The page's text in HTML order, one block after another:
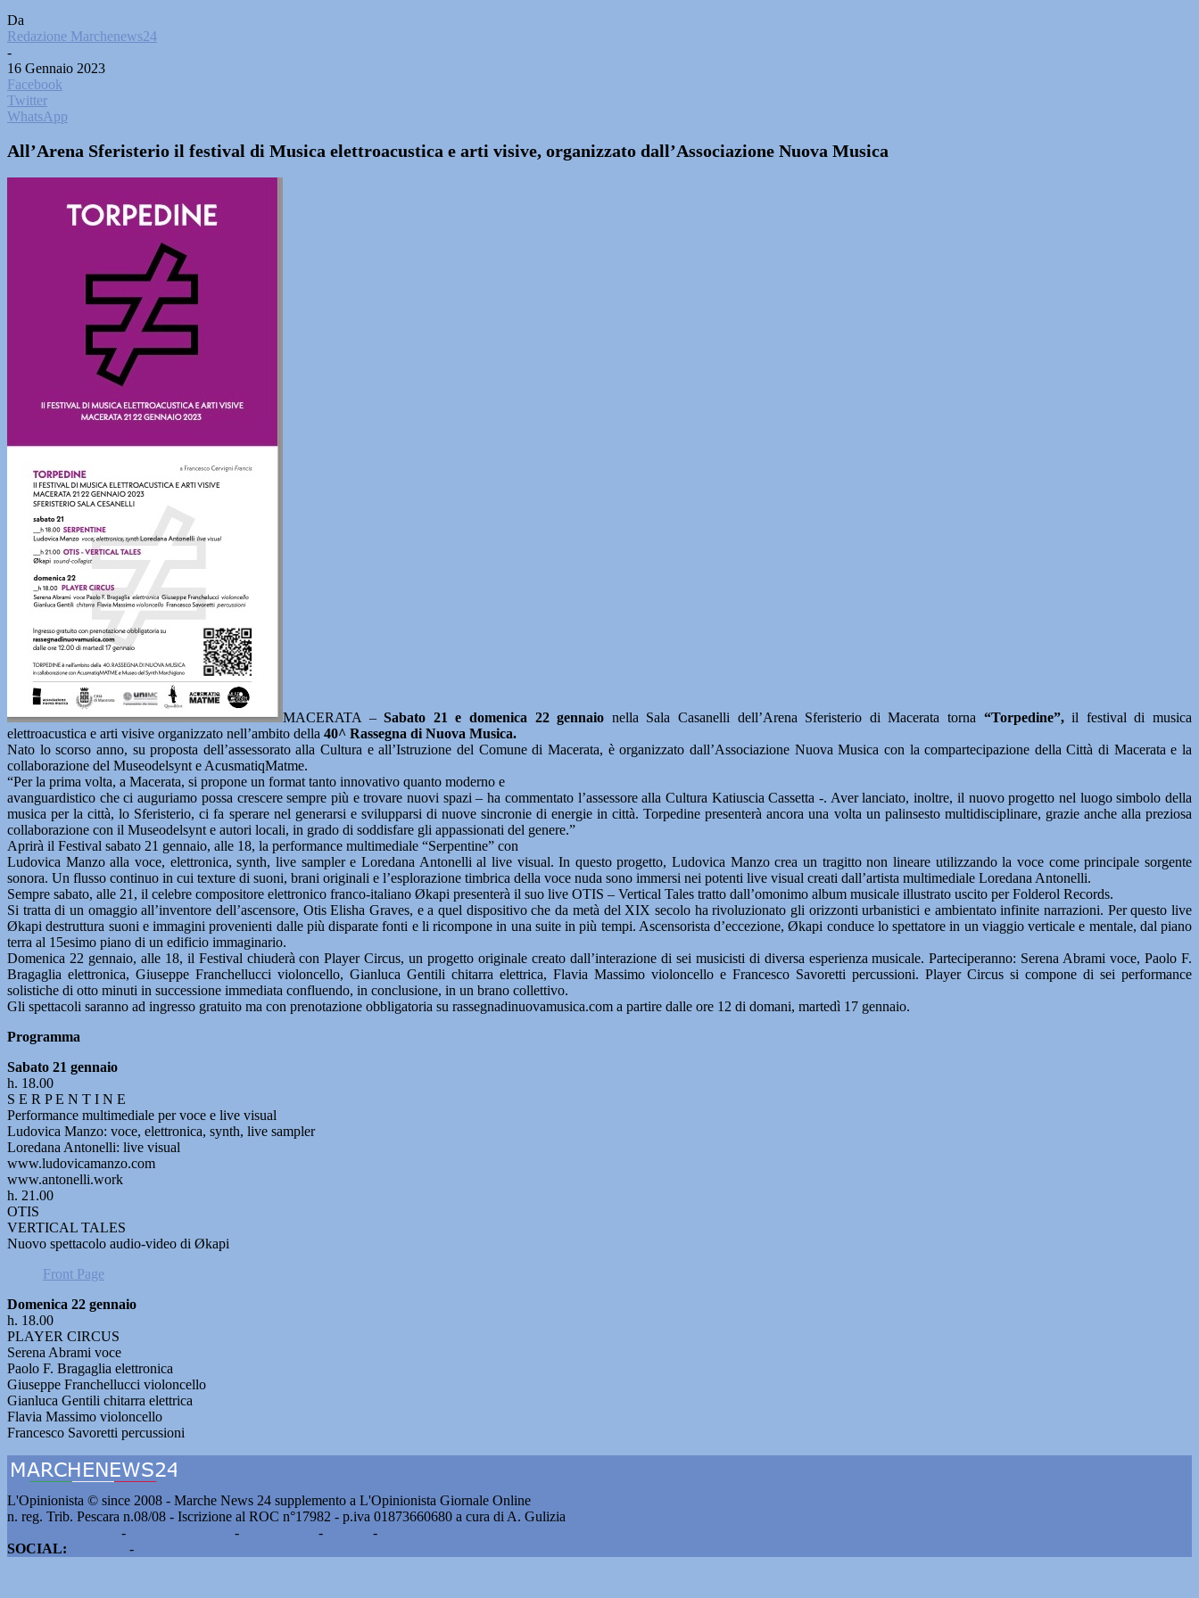
Da
Redazione Marchenews24
-
16 Gennaio 2023
Facebook
Twitter
WhatsApp
All’Arena Sferisterio il festival di Musica elettroacustica e arti visive, organizzato dall’Associazione Nuova Musica
MACERATA –Sabato 21 e domenica 22 gennaio nella Sala Casanelli dell’Arena Sferisterio di Macerata torna “Torpedine”,il festival di musica
elettroacustica e arti visive organizzato nell’ambito della 40^ Rassegna di Nuova Musica.
Nato lo scorso anno, su proposta dell’assessorato alla Cultura e all’Istruzione del Comune di Macerata, è organizzato dall’Associazione Nuova Musica con la compartecipazione della Città di Macerata e la
collaborazione del Museodelsynt e AcusmatiqMatme.
“Per la prima volta, a Macerata, si propone un format tanto innovativo quanto moderno e
avanguardistico che ci auguriamo possa crescere sempre più e trovare nuovi spazi – ha commentato l’assessore alla Cultura Katiuscia Cassetta -. Aver lanciato, inoltre, il nuovo progetto nel luogo simbolo della
musica per la città, lo Sferisterio, ci fa sperare nel generarsi e svilupparsi di nuove sincronie di energie in città. Torpedine presenterà ancora una volta un palinsesto multidisciplinare, grazie anche alla preziosa
collaborazione con il Museodelsynt e autori locali, in grado di soddisfare gli appassionati del genere.”
Aprirà il Festival sabato 21 gennaio, alle 18, la performance multimediale “Serpentine” con
Ludovica Manzo alla voce, elettronica, synth, live sampler e Loredana Antonelli al live visual. In questo progetto, Ludovica Manzo crea un tragitto non lineare utilizzando la voce come principale sorgente
sonora. Un flusso continuo in cui texture di suoni, brani originali e l’esplorazione timbrica della voce nuda sono immersi nei potenti live visual creati dall’artista multimediale Loredana Antonelli.
Sempre sabato, alle 21, il celebre compositore elettronico franco-italiano Økapi presenterà il suo live OTIS – Vertical Tales tratto dall’omonimo album musicale illustrato uscito per Folderol Records.
Si tratta di un omaggio all’inventore dell’ascensore, Otis Elisha Graves, e a quel dispositivo che da metà del XIX secolo ha rivoluzionato gli orizzonti urbanistici e ambientato infinite narrazioni. Per questo live
Økapi destruttura suoni e immagini provenienti dalle più disparate fonti e li ricompone in una suite in più tempi. Ascensorista d’eccezione, Økapi conduce lo spettatore in un viaggio verticale e mentale, dal piano
terra al 15esimo piano di un edificio immaginario.
Domenica 22 gennaio, alle 18, il Festival chiuderà con Player Circus, un progetto originale creato dall’interazione di sei musicisti di diversa esperienza musicale. Parteciperanno: Serena Abrami voce, Paolo F.
Bragaglia elettronica, Giuseppe Franchellucci violoncello, Gianluca Gentili chitarra elettrica, Flavia Massimo violoncello e Francesco Savoretti percussioni. Player Circus si compone di sei performance
solistiche di otto minuti in successione immediata confluendo, in conclusione, in un brano collettivo.
Gli spettacoli saranno ad ingresso gratuito ma con prenotazione obbligatoria su rassegnadinuovamusica.com a partire dalle ore 12 di domani, martedì 17 gennaio.
Programma
Sabato 21 gennaio
h. 18.00
S E R P E N T I N E
Performance multimediale per voce e live visual
Ludovica Manzo: voce, elettronica, synth, live sampler
Loredana Antonelli: live visual
www.ludovicamanzo.com
www.antonelli.work
h. 21.00
OTIS
VERTICAL TALES
Nuovo spettacolo audio-video di Økapi
Front Page
Domenica 22 gennaio
h. 18.00
PLAYER CIRCUS
Serena Abrami voce
Paolo F. Bragaglia elettronica
Giuseppe Franchellucci violoncello
Gianluca Gentili chitarra elettrica
Flavia Massimo violoncello
Francesco Savoretti percussioni
L'Opinionista © since 2008 - Marche News 24 supplemento a L'Opinionista Giornale Online
n. reg. Trib. Pescara n.08/08 - Iscrizione al ROC n°17982 - p.iva 01873660680 a cura di A. Gulizia
- - - -
SOCIAL:
-